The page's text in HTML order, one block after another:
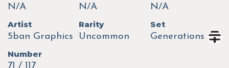
N/A
N/A
N/A
Artist
5ban Graphics
Rarity
Uncommon
Set
Generations
Number
71 / 117